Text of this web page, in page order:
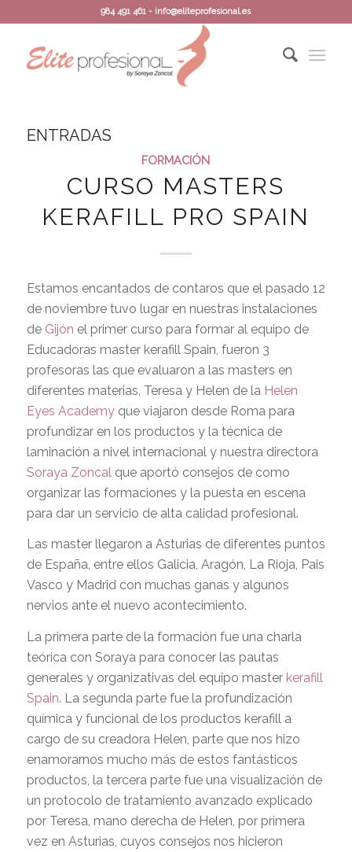
984 491 461 - info@eliteprofesional.es
ENTRADAS
FORMACIÓN
CURSO MASTERS
KERAFILL PRO SPAIN
Estamos encantados de contaros que el pasado 12
de noviembre tuvo lugar en nuestras instalaciones
de Gijón el primer curso para formar al equipo de
Educadoras master kerafill Spain, fueron 3
profesoras las que evaluaron a las masters en
diferentes materias, Teresa y Helen de la Helen
Eyes Academyque viajaron desde Roma para
profundizar en los productos y la técnica de
laminación a nivel internacional y nuestra directora
Soraya Zoncal que aportó consejos de como
organizar las formaciones y la puesta en escena
para dar un servicio de alta calidad profesional.
Las master llegaron a Asturias de diferentes puntos
de España, entre ellos Galicia, Aragón, La Rioja, Pais
Vasco y Madrid con muchas ganas y algunos
nervios ante el nuevo acontecimiento.
La primera parte de la formación fue una charla
teórica con Soraya para conocer las pautas
generales y organizativas del equipo master kerafill
Spain. La segunda parte fue la profundización
química y funcional de los productos kerafill a
cargo de su creadora Helen, parte que nos hizo
enamorarnos mucho más de estos fantásticos
productos, la tercera parte fue una visualización de
un protocolo de tratamiento avanzado explicado
por Teresa, mano derecha de Helen, por primera
vez en Asturias, cuyos consejos nos hicieron